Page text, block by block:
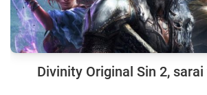
Divinity Original Sin 2, sarai